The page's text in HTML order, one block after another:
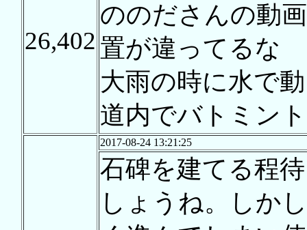
26,402
ののださんの動
置が違ってるな
大雨の時に水で
道内でバトミン
2017-08-24 13:21:25
石碑を建てる程
しょうね。しか